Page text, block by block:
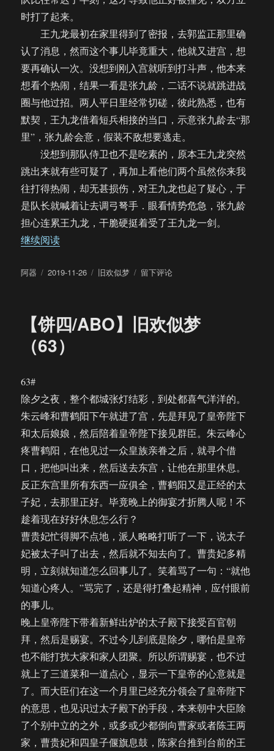
时打了起来。
王九龙最初在家里得到了密报，去郭监正那里确
认了消息，然而这个事儿毕竟重大，他就又进宫，想
要再确认一次。没想到刚入宫就听到打斗声，他本来
想看个热闹，结果一看是张九龄，二话不说就跳进战
圈与他过招。两人平日里经常切磋，彼此熟悉，也有
默契，王九龙借着短兵相接的当口，示意张九龄去“那
里”，张九龄会意，假装不敌想要逃走。
没想到那队侍卫也不是吃素的，原本王九龙突然
跳出来就有些可疑了，再加上看他们两个虽然你来我
往打得热闹，却无甚损伤，对王九龙也起了疑心，于
是队长就喊着让去调弓弩手．眼看情势危急，张九龄
担心连累王九龙，干脆硬挺着受了王九龙一剑。
继续阅读“【饼四/ABO】旧欢似梦（64）”
作
阿器
发
2019-11-26
分
旧欢似梦
于
欢
似
留下评论
【饼四/ABO】旧欢似梦
（63）
63#
除夕之夜，整个都城张灯结彩，到处都喜气洋洋的。
朱云峰和曹鹤阳下午就进了宫，先是拜见了皇帝陛下
和太后娘娘，然后陪着皇帝陛下接见群臣。朱云峰心
疼曹鹤阳，在他见过一众皇族亲眷之后，就寻个借
口，把他叫出来，然后送去东宫，让他在那里休息。
反正东宫里所有东西一应俱全，曹鹤阳又是正经的太
子妃，去那里正好。毕竟晚上的御宴才折腾人呢！不
趁着现在好好休息怎么行？
曹贵妃忙得脚不点地，派人略略打听了一下，说太子
妃被太子叫了出去，然后就不知去向了。曹贵妃多精
明，立刻就知道怎么回事儿了。笑着骂了一句：“就他
知道心疼人。”骂完了，还是得打叠起精神，应付眼前
的事儿。
晚上皇帝陛下带着新鲜出炉的太子殿下接受百官朝
拜，然后是赐宴。不过今儿到底是除夕，哪怕是皇帝
也不能打扰大家和家人团聚。所以所谓赐宴，也不过
就上了三道菜和一道点心，显示一下皇帝的心意就是
了。而大臣们在这一个月里已经充分领会了皇帝陛下
的意思，也见识过太子殿下的手段，本来朝中大臣除
了个别中立的之外，或多或少都倒向曹家或者陈王两
家，曹贵妃和四皇子偃旗息鼓，陈家台推到台前的王